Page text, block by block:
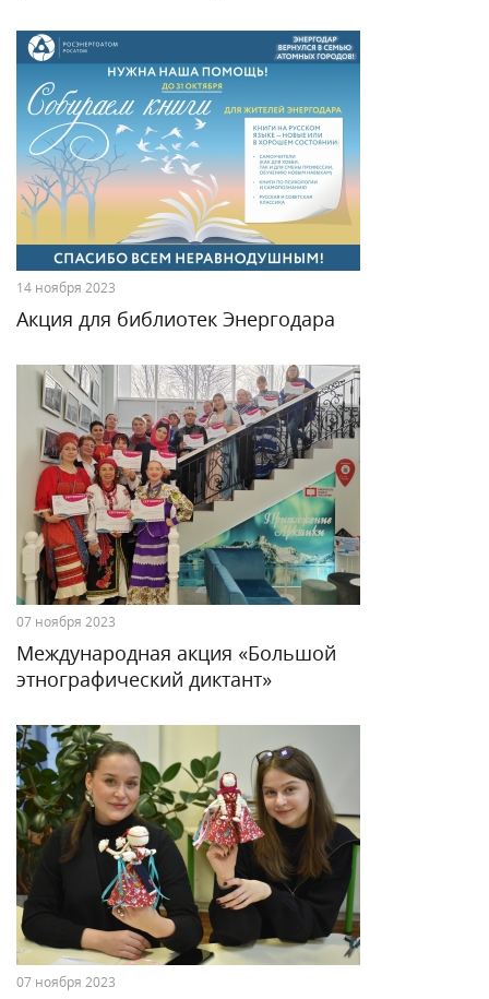
14 ноября 2023
Акция для библиотек Энергодара
07 ноября 2023
Международная акция «Большой
этнографический диктант»
07 ноября 2023